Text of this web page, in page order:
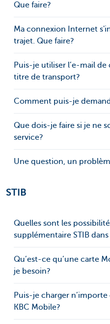
Que faire?
Ma connexion Internet
trajet. Que faire?
Puis-je utiliser l’e-mail
titre de transport?
Comment puis-je
Que dois-je faire si je ne
service?
Une question, un
STIB
Quelles sont les
supplémentaire STIB
Qu’est-ce qu’une carte
je besoin?
Puis-je charger
KBC Mobile?